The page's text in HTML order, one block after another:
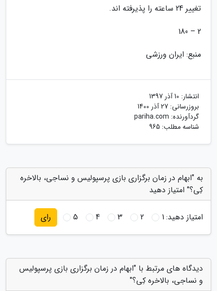
تغییر 24 ساعته را پذیرفته اند.
2 – 180
منبع: ایران ورزشی
انتشار: 10 آذر 1397
بروزرسانی: 27 آذر 1400
گردآورنده: pariha.com
شناسه مطلب: 965
به "ابهام در زمان برگزاری بازی پرسپولیس و نساجی، بالاخره
کِی؟" امتیاز دهید
امتیاز دهید:1
2
3
4
5 رای
دیدگاه های مرتبط با "ابهام در زمان برگزاری بازی پرسپولیس
و نساجی، بالاخره کِی؟"